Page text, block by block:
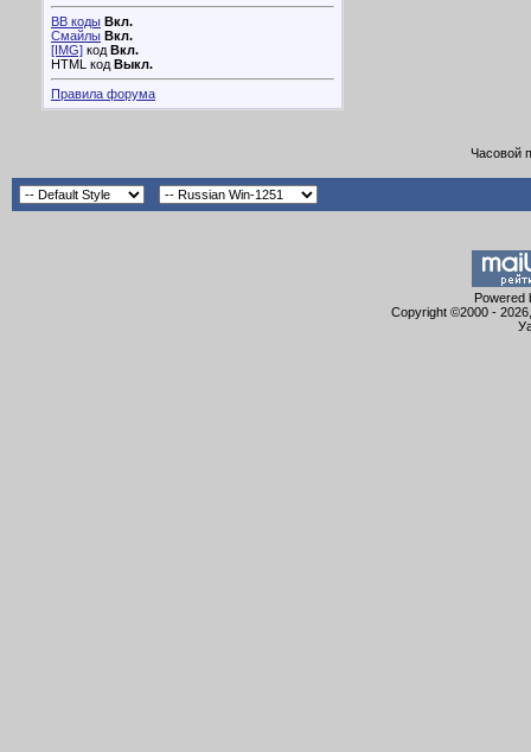
BB коды Вкл.
Смайлы Вкл.
[IMG] код Вкл.
HTML код Выкл.
Правила форума
Часовой
Powered
Copyright ©2000 -